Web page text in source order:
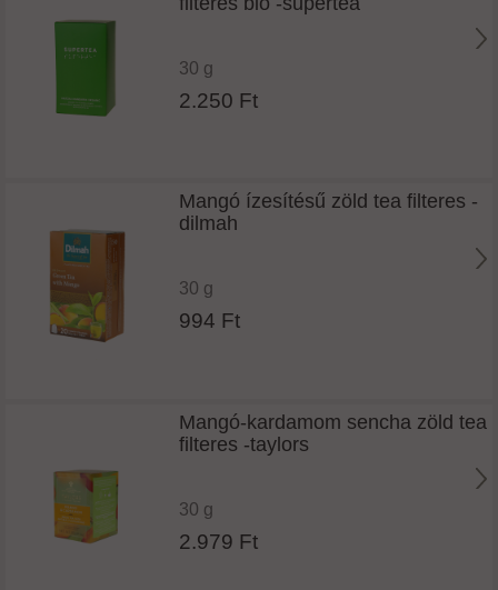
30 g
2.250 Ft
Mangó ízesítésű zöld tea filteres -
dilmah
30 g
994 Ft
Mangó-kardamom sencha zöld tea
filteres -taylors
30 g
2.979 Ft